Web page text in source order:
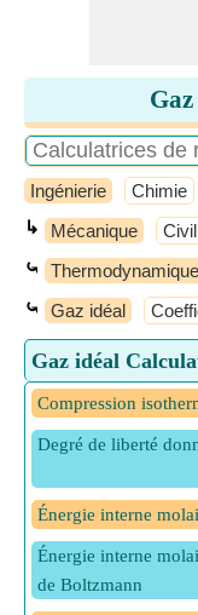
Ingénierie Chimie
↳ Mécanique Civil
⤿ Thermodynamique
⤿ Gaz idéal
Gaz idéal
Compression
Degré de liberté
Énergie interne
Énergie interne
de Boltzmann